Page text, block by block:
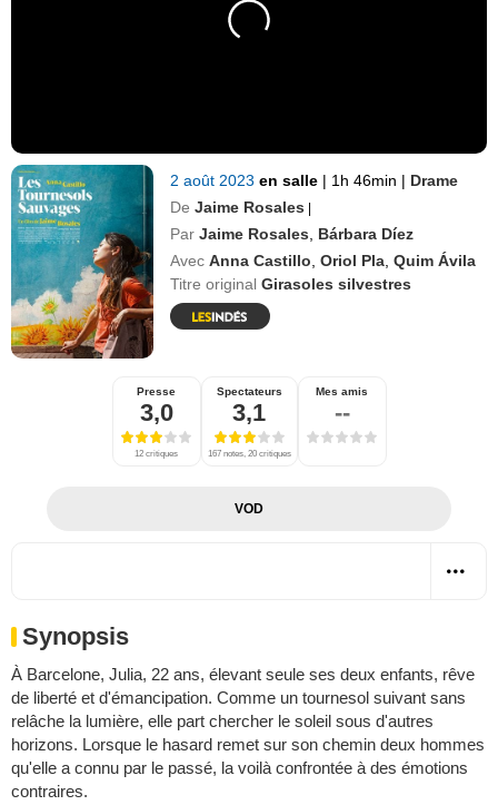
2 août 2023en salle | 1h 46min | Drame
De Jaime Rosales |
Par Jaime Rosales
Bárbara Díez
Avec Anna Castillo ,Oriol Pla ,Quim Ávila
Titre originalGirasoles silvestres
Presse
3,0
12 critiques
Spectateurs
3,1
167 notes, 20 critiques
Mes amis
--
VOD
Synopsis
À Barcelone, Julia, 22 ans, élevant seule ses deux enfants, rêve
de liberté et d'émancipation. Comme un tournesol suivant sans
relâche la lumière, elle part chercher le soleil sous d'autres
horizons. Lorsque le hasard remet sur son chemin deux hommes
qu'elle a connu par le passé, la voilà confrontée à des émotions
contraires.